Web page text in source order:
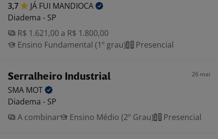
3,7 JÁ FUI MANDIOCA
Diadema - SP
R$ 1.621,00 a R$ 1.800,00
Ensino Fundamental (1º grau)
Presencial
Serralheiro Industrial 26 mai
SMA MOT
Diadema - SP
A combinar
Ensino Médio (2º Grau) Presencial